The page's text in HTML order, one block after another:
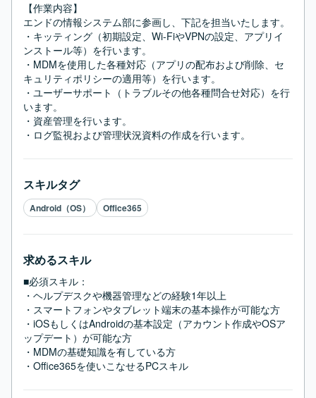
【作業内容】
エンドの情報システム部に参画し、下記を担当いたします。
・キッティング（初期設定、Wi-FiやVPNの設定、アプリイ
ンストール等）を行います。
・MDMを使用した各種対応（アプリの配布および削除、セ
キュリティポリシーの適用等）を行います。
・ユーザーサポート（トラブルその他各種問合せ対応）を行
います。
・資産管理を行います。
・ログ監視および管理状況資料の作成を行います。
スキルタグ
Android（OS） Office365
求めるスキル
■必須スキル：
・ヘルプデスクや機器管理などの経験1年以上
・スマートフォンやタブレット端末の基本操作が可能な方
・iOSもしくはAndroidの基本設定（アカウント作成やOSア
ップデート）が可能な方
・MDMの基礎知識を有している方
・Office365を使いこなせるPCスキル